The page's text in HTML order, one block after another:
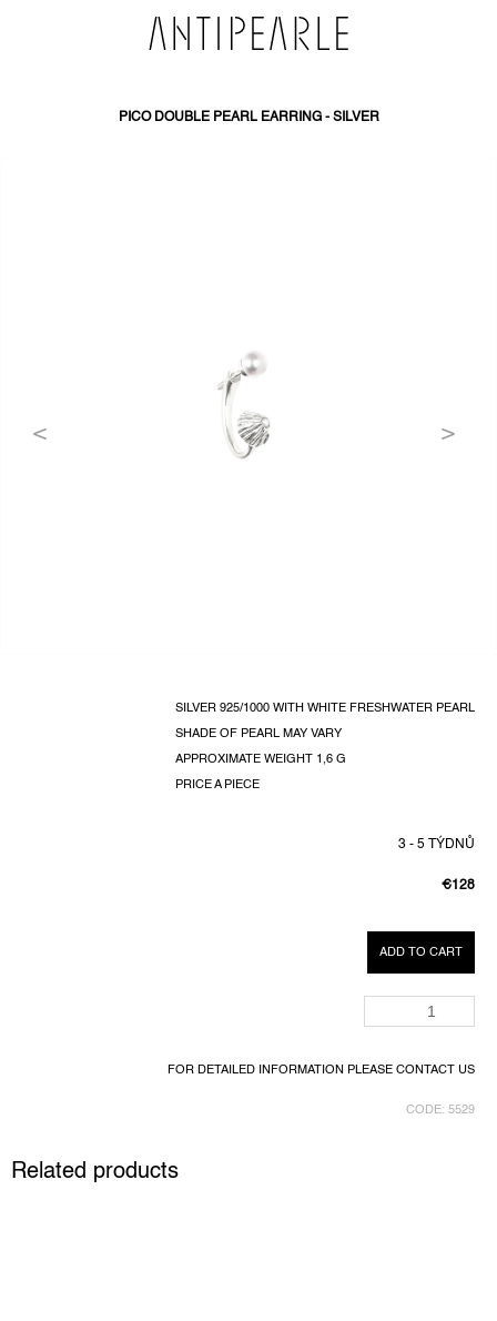
PICO DOUBLE PEARL EARRING - SILVER
€128
PRICE:
3 - 5 TÝDNŮ
ADD TO CART
SILVER 925/1000 WITH WHITE FRESHWATER PEARL
SHADE OF PEARL MAY VARY
APPROXIMATE WEIGHT 1,6 G
PRICE A PIECE
FOR DETAILED INFORMATION PLEASE CONTACT US
CODE: 5529
Related products